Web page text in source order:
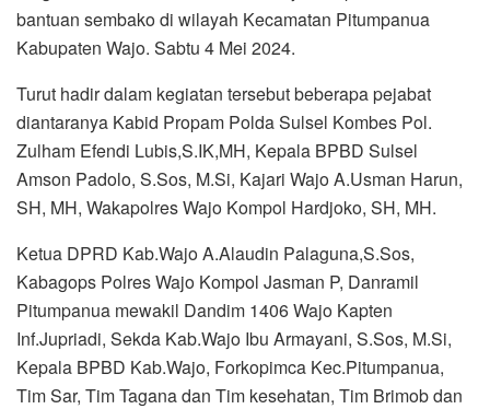
bantuan sembako di wilayah Kecamatan Pitumpanua
Kabupaten Wajo. Sabtu 4 Mei 2024.
Turut hadir dalam kegiatan tersebut beberapa pejabat
diantaranya Kabid Propam Polda Sulsel Kombes Pol.
Zulham Efendi Lubis,S.IK,MH, Kepala BPBD Sulsel
Amson Padolo, S.Sos, M.Si, Kajari Wajo A.Usman Harun,
SH, MH, Wakapolres Wajo Kompol Hardjoko, SH, MH.
Ketua DPRD Kab.Wajo A.Alaudin Palaguna,S.Sos,
Kabagops Polres Wajo Kompol Jasman P, Danramil
Pitumpanua mewakil Dandim 1406 Wajo Kapten
Inf.Jupriadi, Sekda Kab.Wajo Ibu Armayani, S.Sos, M.Si,
Kepala BPBD Kab.Wajo, Forkopimca Kec.Pitumpanua,
Tim Sar, Tim Tagana dan Tim kesehatan, Tim Brimob dan